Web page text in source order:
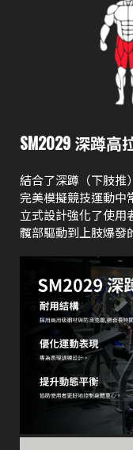
SM2029 深蹲高
結合了深蹲（下肢推
完美模擬競技運動中
立式設計強化了使用
髖部驅動到上肢爆發